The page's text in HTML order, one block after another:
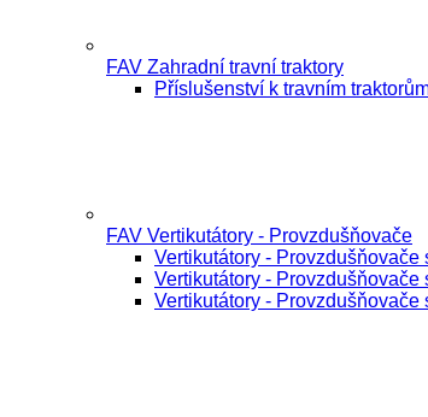
FAV Zahradní travní traktory
Příslušenství k travním
FAV Vertikutátory - Provzdušňovače
Vertikutátory - Provzdušňovače
Vertikutátory - Provzdušňovače
Vertikutátory - Provzdušňovače